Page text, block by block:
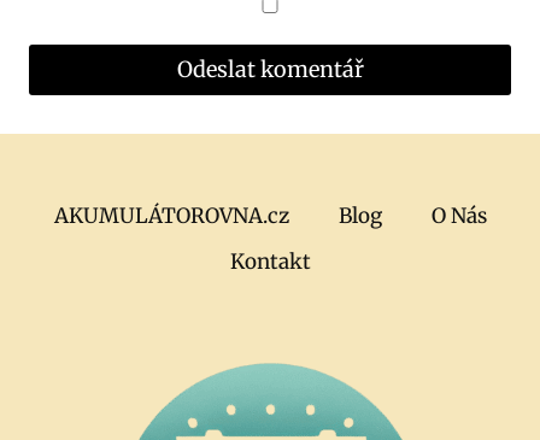
AKUMULÁTOROVNA.cz Blog
O Nás
Kontakt